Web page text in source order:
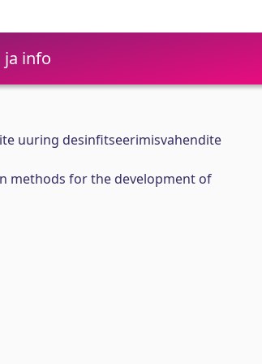
ja info
uuring desinfitseerimisvahendite
methods for the development of